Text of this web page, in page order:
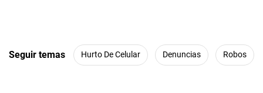
Seguir temas Hurto De Celular Denuncias Robos